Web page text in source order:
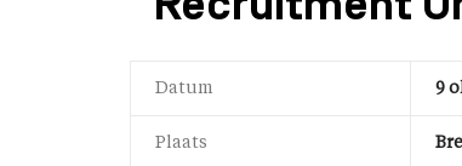
Datum 9
Plaats